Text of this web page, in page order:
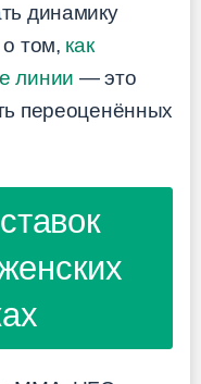
динамику
том, как
линии — это
переоценённых